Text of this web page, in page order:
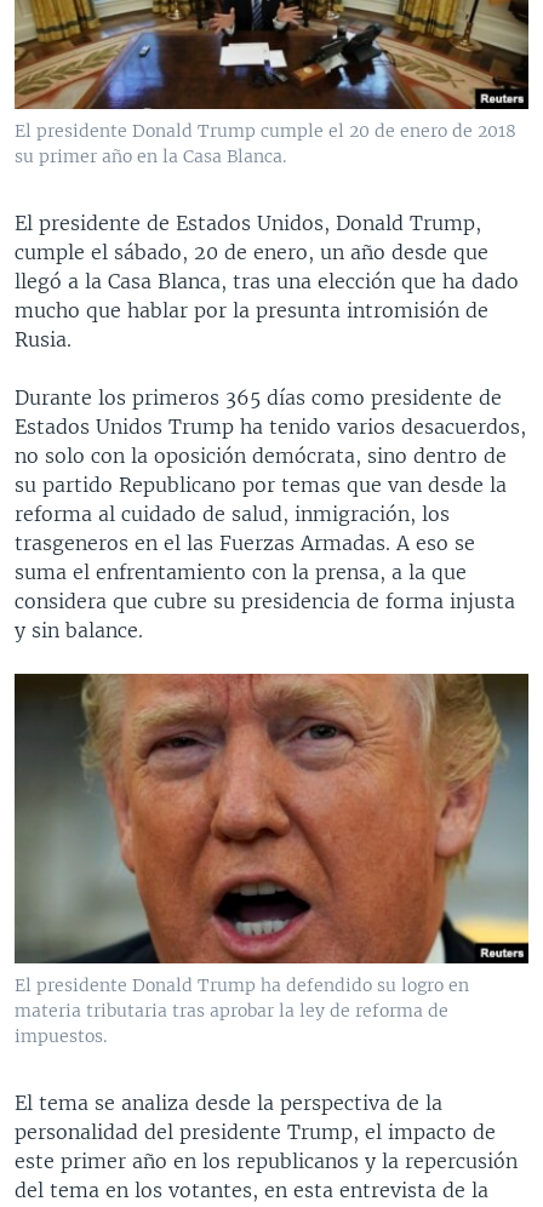
VENEZUELA
BRASIL
NICARAGUA
ECONOMÍA
ENTRETENIMIENTO Y CULTURA
TECNOLOGÍA
DEPORTES
MULTIMEDIA
VIDEOS
FOTOGRAFÍA
AUDIOS
PROGRAMAS TV
EL MUNDO AL DÍA
FORO INTERAMERICANO
LAS CLAVES
PANORAMA
RADIO
AVANCE INFORMATIVO
BUENOS DÍAS AMÉRICA
ESTADOS UNIDOS AL DÍA
EL MUNDO AL DÍA [RADIO]
DEPORTIVO INTERNACIONAL
NOTA ECONÓMICA
ENTRETENIMIENTO
DIRECT
Learning English
Idiomas
El presidente Donald Trump cumple el 20 de enero de 2018
su primer año en la Casa Blanca.
El presidente de Estados Unidos, Donald Trump,
cumple el sábado, 20 de enero, un año desde que
llegó a la Casa Blanca, tras una elección que ha dado
mucho que hablar por la presunta intromisión de
Rusia.
Durante los primeros 365 días como presidente de
Estados Unidos Trump ha tenido varios desacuerdos,
no solo con la oposición demócrata, sino dentro de
su partido Republicano por temas que van desde la
reforma al cuidado de salud, inmigración, los
trasgeneros en el las Fuerzas Armadas. A eso se
suma el enfrentamiento con la prensa, a la que
considera que cubre su presidencia de forma injusta
y sin balance.
El presidente Donald Trump ha defendido su logro en
materia tributaria tras aprobar la ley de reforma de
impuestos.
El tema se analiza desde la perspectiva de la
personalidad del presidente Trump, el impacto de
este primer año en los republicanos y la repercusión
del tema en los votantes, en esta entrevista de la